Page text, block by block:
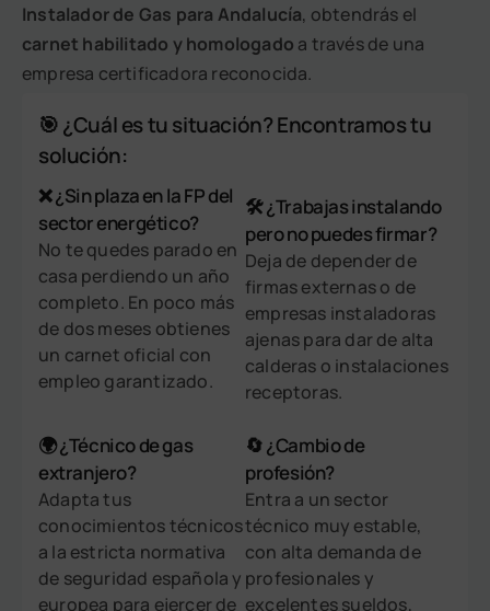
Instalador de Gas para Andalucía, obtendrás el
carnet habilitado y homologado a través de una
empresa certificadora reconocida.
🎯 ¿Cuál es tu situación? Encontramos tu
solución:
❌ ¿Sin plaza en la FP del
sector energético?
No te quedes parado en
casa perdiendo un año
completo. En poco más
de dos meses obtienes
un carnet oficial con
empleo garantizado.
🛠️ ¿Trabajas instalando
pero no puedes firmar?
Deja de depender de
firmas externas o de
empresas instaladoras
ajenas para dar de alta
calderas o instalaciones
receptoras.
🌍 ¿Técnico de gas
extranjero?
Adapta tus
conocimientos técnicos
a la estricta normativa
de seguridad española y
europea para ejercer de
🔄 ¿Cambio de
profesión?
Entra a un sector
técnico muy estable,
con alta demanda de
profesionales y
excelentes sueldos,